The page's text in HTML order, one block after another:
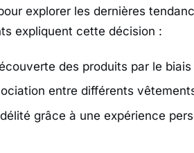
explorer les dernières
expliquent cette décision :
des produits par le
entre différents
grâce à une expérience